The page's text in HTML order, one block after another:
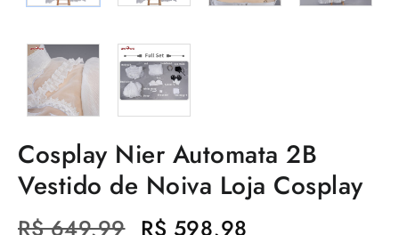
Cosplay Nier Automata 2B
Vestido de Noiva Loja Cosplay
R$649,99 O
R$ 598,98